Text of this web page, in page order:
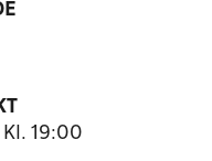
19:00